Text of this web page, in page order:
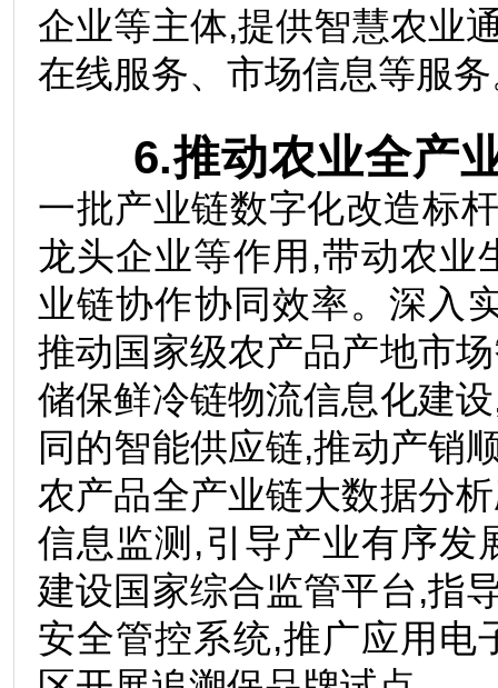
企业等主体,提供智慧农业
在线服务、市场信息等服
6.推动农业全产业
一批产业链数字化改造标
龙头企业等作用,带动农业
业链协作协同效率。深入
推动国家级农产品产地市
储保鲜冷链物流信息化建
同的智能供应链,推动产销
农产品全产业链大数据分
信息监测,引导产业有序发
建设国家综合监管平台,指
安全管控系统,推广应用电